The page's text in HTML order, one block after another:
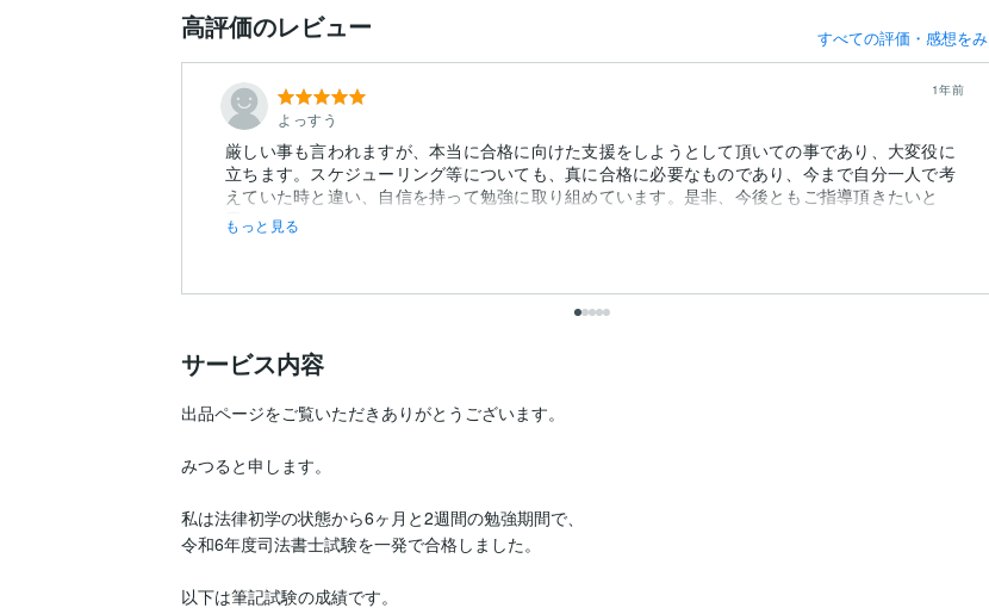
高評価のレビュー すべての評価・感想を
よっすう
1年前
厳しい事も言われますが、本当に合格に向けた支援をしようとして頂いての事であり、大変役に
立ちます。スケジューリング等についても、真に合格に必要なものであり、今まで自分一人で考
えていた時と違い、自信を持って勉強に取り組めています。是非、今後ともご指導頂きたいと
思...
もっと見る
サービス内容
出品ページをご覧いただきありがとうございます。
みつると申します。
私は法律初学の状態から6ヶ月と2週間の勉強期間で、
令和6年度司法書士試験を一発で合格しました。
以下は筆記試験の成績です。